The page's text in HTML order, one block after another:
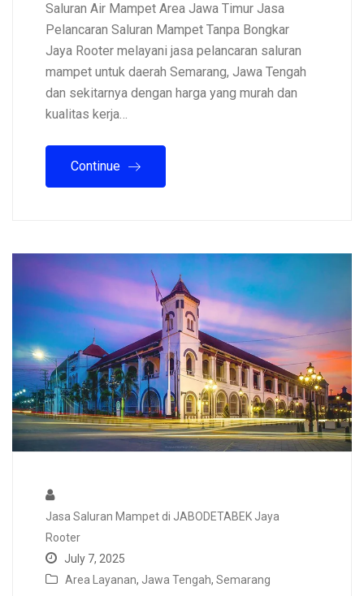
Saluran Air Mampet Area Jawa Timur Jasa
Pelancaran Saluran Mampet Tanpa Bongkar
Jaya Rooter melayani jasa pelancaran saluran
mampet untuk daerah Semarang, Jawa Tengah
dan sekitarnya dengan harga yang murah dan
kualitas kerja…
Continue
Jasa Saluran Mampet di JABODETABEK Jaya
Rooter
July 7, 2025
Area Layanan, Jawa Tengah, Semarang